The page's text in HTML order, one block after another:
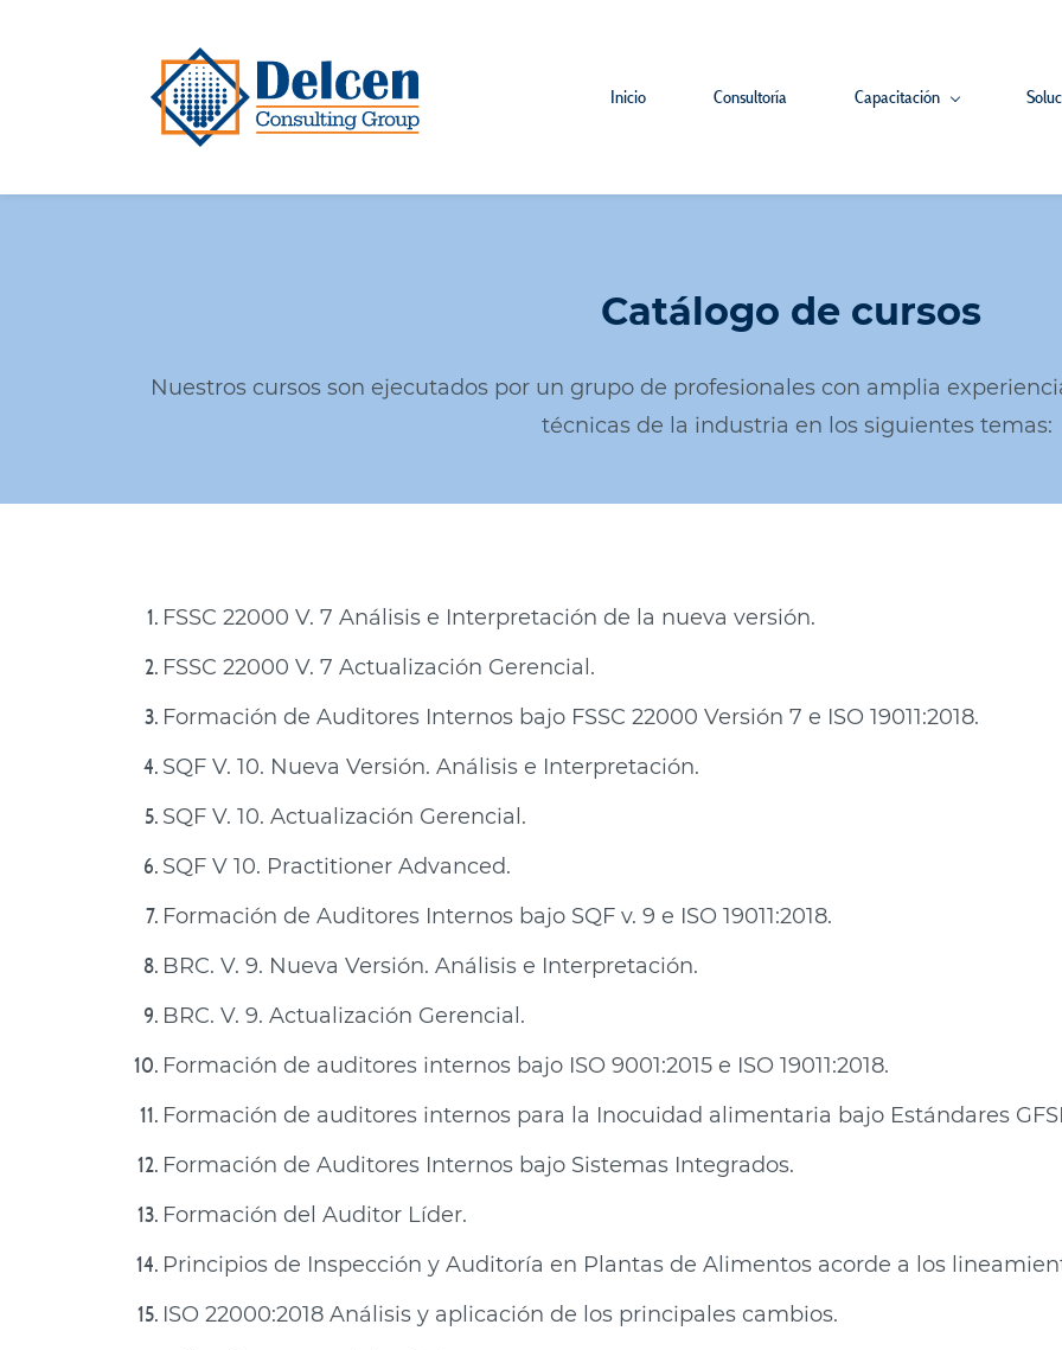
Inicio Consultoría Capacitación
Catálogo de cursos
Nuestros cursos son ejecutados por un grupo de profesionales con amplia
técnicas de la industria en los siguientes temas:
FSSC 22000 V. 7 Análisis e Interpretación de la nueva versión.
FSSC 22000 V. 7 Actualización Gerencial.
Formación de Auditores Internos bajo FSSC 22000 Versión 7 e ISO 19011:2018.
SQF V. 10. Nueva Versión. Análisis e Interpretación.
SQF V. 10. Actualización Gerencial.
SQF V 10. Practitioner Advanced.
Formación de Auditores Internos bajo SQF v. 9 e ISO 19011:2018.
BRC. V. 9. Nueva Versión. Análisis e Interpretación.
BRC. V. 9. Actualización Gerencial.
Formación de auditores internos bajo ISO 9001:2015 e ISO 19011:2018.
Formación de auditores internos para la Inocuidad alimentaria bajo Estándares GFSI
Formación de Auditores Internos bajo Sistemas Integrados.
Formación del Auditor Líder.
Principios de Inspección y Auditoría en Plantas de Alimentos acorde a los
ISO 22000:2018 Análisis y aplicación de los principales cambios.